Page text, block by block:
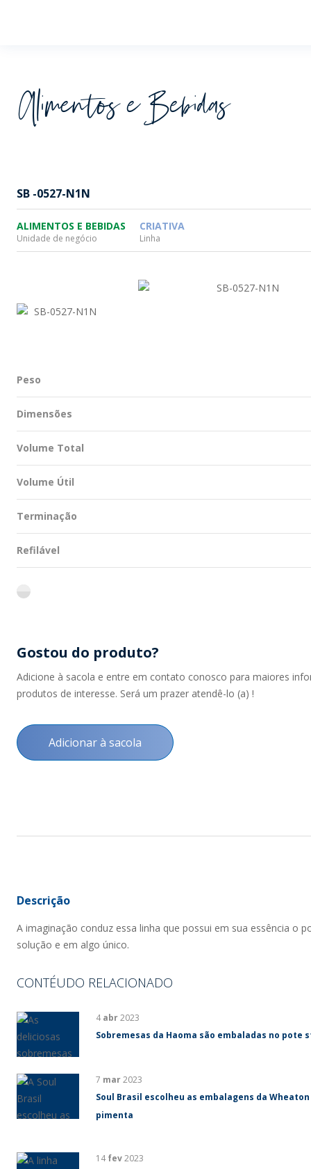
Alimentos e Bebidas
SB -0527-N1N
ALIMENTOS E BEBIDAS
Unidade de negócio
CRIATIVA
Linha
Peso
Dimensões
Volume Total
Volume Útil
Terminação
Refilável
flint
Gostou do produto?
Adicione à sacola e entre em contato conosco para maiores
produtos de interesse. Será um prazer atendê-lo (a) !
Adicionar à sacola
Descrição
A imaginação conduz essa linha que possui em sua essência o
solução e em algo único.
CONTÉUDO RELACIONADO
4abr2023
Sobremesas da Haoma são embaladas no pote
7 mar2023
Soul Brasil escolheu as embalagens da
pimenta
14fev2023